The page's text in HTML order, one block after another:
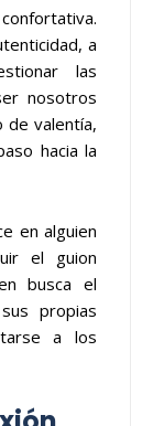
a
las
nosotros
de valentía,
hacia la
en alguien
el guion
busca el
propias
a los